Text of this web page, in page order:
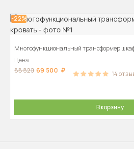
-22%
Многофункциональный трансформер
Цена
88 820 69 500 14
В корзину